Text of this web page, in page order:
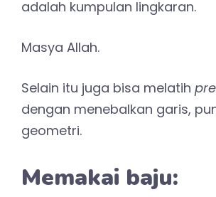
adalah kumpulan lingkaran.
Masya Allah.
Selain itu juga bisa melatih
dengan menebalkan garis,
geometri.
Memakai baju: